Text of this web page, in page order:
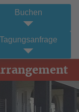
Buchen
Tagungsanfrage